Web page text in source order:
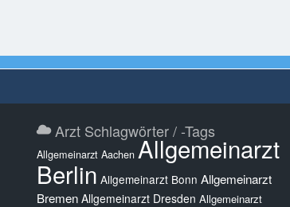
Arzt Schlagwörter / -Tags
Allgemeinarzt Aachen Allgemeinarzt
Berlin Allgemeinarzt Bonn Allgemeinarzt
Bremen Allgemeinarzt Dresden Allgemeinarzt